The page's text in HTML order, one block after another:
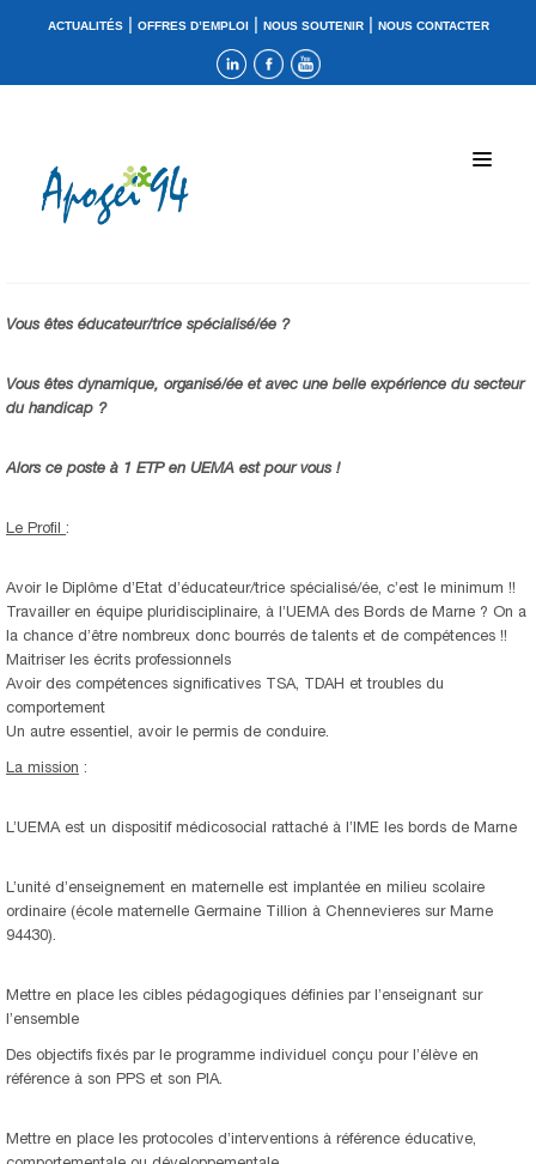
ACTUALITÉS| OFFRES D’EMPLOI| NOUS SOUTENIR| NOUS CONTACTER
Vous êtes éducateur/trice spécialisé/ée ?
Vous êtes dynamique, organisé/ée et avec une belle expérience du secteur
du handicap ?
Alors ce poste à 1 ETP en UEMA est pour vous !
Le Profil :
Avoir le Diplôme d’Etat d’éducateur/trice spécialisé/ée, c’est le minimum !!
Travailler en équipe pluridisciplinaire, à l’UEMA des Bords de Marne ? On a
la chance d’être nombreux donc bourrés de talents et de compétences !!
Maitriser les écrits professionnels
Avoir des compétences significatives TSA, TDAH et troubles du
comportement
Un autre essentiel, avoir le permis de conduire.
La mission :
L’UEMA est un dispositif médicosocial rattaché à l’IME les bords de Marne
L’unité d’enseignement en maternelle est implantée en milieu scolaire
ordinaire (école maternelle Germaine Tillion à Chennevieres sur Marne
94430).
Mettre en place les cibles pédagogiques définies par l’enseignant sur
l’ensemble
Des objectifs fixés par le programme individuel conçu pour l’élève en
référence à son PPS et son PIA.
Mettre en place les protocoles d’interventions à référence éducative,